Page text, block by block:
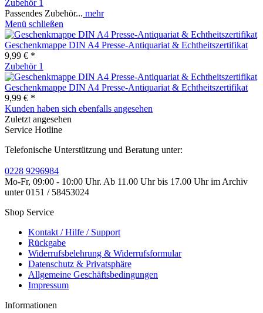
Zubehör 1
Passendes Zubehör... mehr
Menü schließen
Geschenkmappe DIN A4 Presse-Antiquariat & Echtheitszertifikat
9,99 € *
Zubehör 1
Geschenkmappe DIN A4 Presse-Antiquariat & Echtheitszertifikat
9,99 € *
Kunden haben sich ebenfalls angesehen
Zuletzt angesehen
Service Hotline
Telefonische Unterstützung und Beratung unter:
0228 9296984
Mo-Fr, 09:00 - 10:00 Uhr. Ab 11.00 Uhr bis 17.00 Uhr im Archiv
unter 0151 / 58453024
Shop Service
Kontakt / Hilfe / Support
Rückgabe
Widerrufsbelehrung & Widerrufsformular
Datenschutz & Privatsphäre
Allgemeine Geschäftsbedingungen
Impressum
Informationen